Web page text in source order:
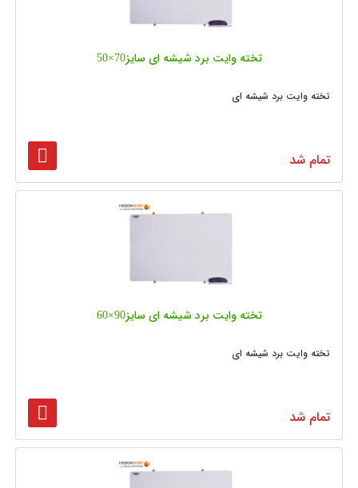
تخته وایت برد شیشه‌ ای سایز70×50
تخته وایت برد شیشه ای
تمام شد
تخته وایت برد شیشه‌ ای سایز90×60
تخته وایت برد شیشه ای
تمام شد